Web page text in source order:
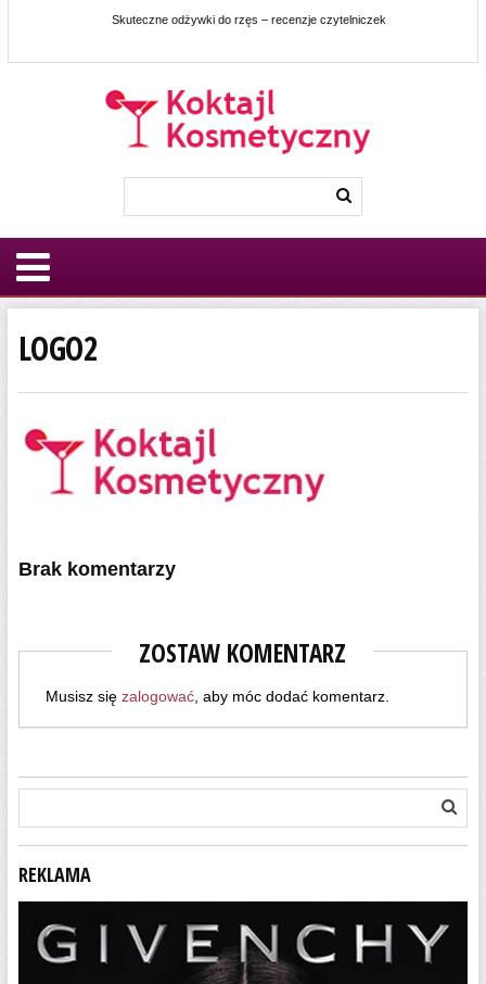
Skuteczne odżywki do rzęs – recenzje czytelniczek
LOGO2
Brak komentarzy
ZOSTAW KOMENTARZ
Musisz się zalogować, aby móc dodać komentarz.
REKLAMA